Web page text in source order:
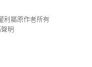
利屬原作者所有
明